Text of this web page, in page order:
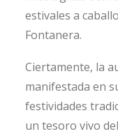
estivales a
Fontanera.
Ciertamente, la
manifestada en
festividades
un tesoro vivo